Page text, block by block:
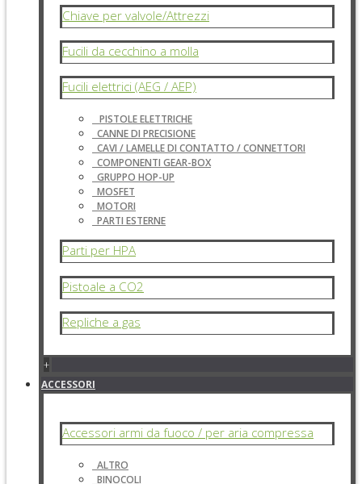
Chiave per valvole/Attrezzi
Fucili da cecchino a molla
Fucili elettrici (AEG / AEP)
PISTOLE ELETTRICHE
CANNE DI PRECISIONE
CAVI / LAMELLE DI CONTATTO / CONNETTORI
COMPONENTI GEAR-BOX
GRUPPO HOP-UP
MOSFET
MOTORI
PARTI ESTERNE
Parti per HPA
Pistoale a CO2
Repliche a gas
+
ACCESSORI
Accessori armi da fuoco / per aria compressa
ALTRO
BINOCOLI